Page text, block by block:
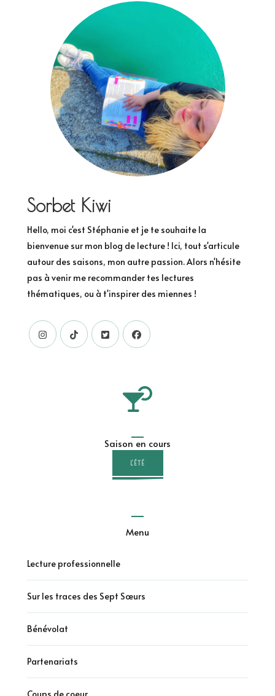
Sorbet Kiwi
Hello, moi c'est Stéphanie et je te souhaite la
bienvenue sur mon blog de lecture ! Ici, tout s'articule
autour des saisons, mon autre passion. Alors n'hésite
pas à venir me recommander tes lectures
thématiques, ou à t'inspirer des miennes !
Saison en cours
L'ÉTÉ
Menu
Lecture professionnelle
Sur les traces des Sept Sœurs
Bénévolat
Partenariats
Coups de coeur